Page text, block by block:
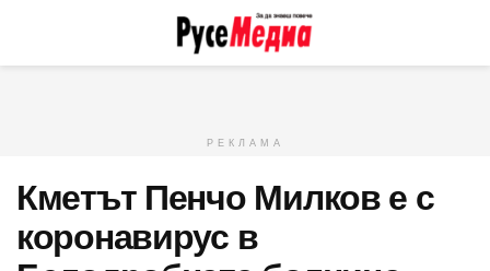
РЕКЛАМА
Кметът Пенчо Милков е с
коронавирус в